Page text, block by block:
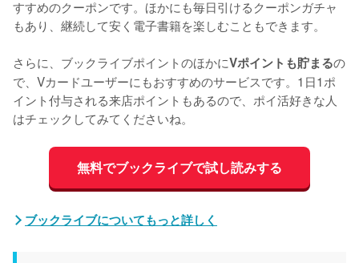
すすめのクーポンです。ほかにも毎日引けるクーポンガチャ
もあり、継続して安く電子書籍を楽しむこともできます。
さらに、ブックライブポイントのほかにVポイントも貯まるの
で、Vカードユーザーにもおすすめのサービスです。1日1ポ
イント付与される来店ポイントもあるので、ポイ活好きな人
はチェックしてみてくださいね。
無料でブックライブで試し読みする
ブックライブについてもっと詳しく